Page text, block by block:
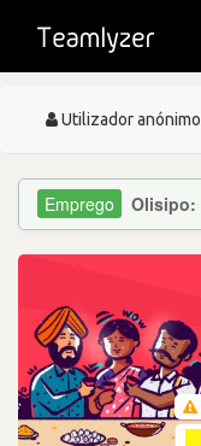
Toggle
Utilizador anónimo
Olisipo: